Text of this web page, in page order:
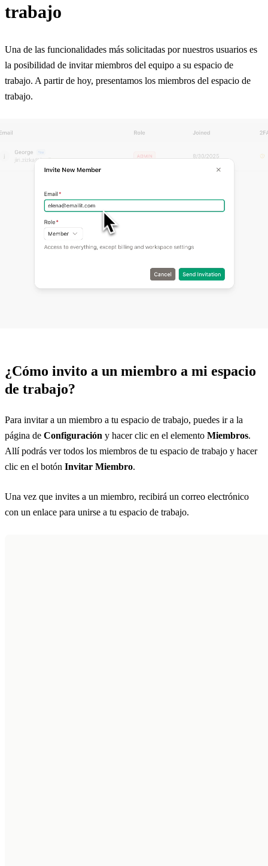
trabajo
Una de las funcionalidades más solicitadas por nuestros usuarios es
la posibilidad de invitar miembros del equipo a su espacio de
trabajo. A partir de hoy, presentamos los miembros del espacio de
trabajo.
¿Cómo invito a un miembro a mi espacio
de trabajo?
Para invitar a un miembro a tu espacio de trabajo, puedes ir a la
página de Configuración y hacer clic en el elemento Miembros.
Allí podrás ver todos los miembros de tu espacio de trabajo y hacer
clic en el botón Invitar Miembro.
Una vez que invites a un miembro, recibirá un correo electrónico
con un enlace para unirse a tu espacio de trabajo.